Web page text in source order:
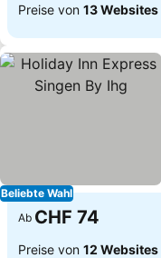
Preise von 13 Websites
Beliebte Wahl
Ab CHF 74
Preise von 12 Websites